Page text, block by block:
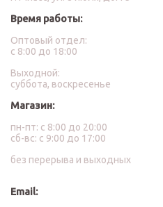
Время работы:
Оптовый отдел:
с 8:00 до 18:00
Выходной:
суббота, воскресенье
Магазин:
пн-пт: с 8:00 до 20:00
сб-вс: с 9:00 до 17:00
без перерыва и выходных
Email: